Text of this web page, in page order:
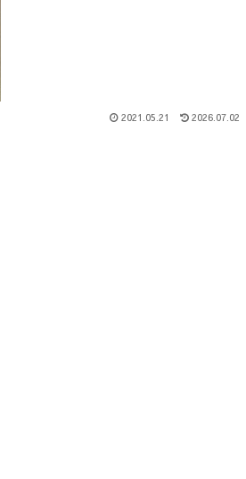
2021.05.21 2026.07.02